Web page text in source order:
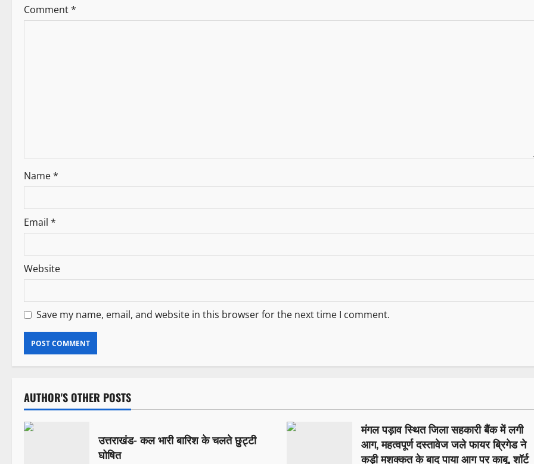
Comment*
Name*
Email *
Website
Save my name, email, and website in this browser for the next time I comment.
AUTHOR'S OTHER POSTS
उत्तराखंड- कल भारी बारिश के चलते छुट्टी
घोषित
मंगल पड़ाव स्थित जिला सहकारी बैंक में लगी
आग, महत्वपूर्ण दस्तावेज जले फायर ब्रिगेड ने
कड़ी मशक्कत के बाद पाया आग पर काबू, शॉर्ट